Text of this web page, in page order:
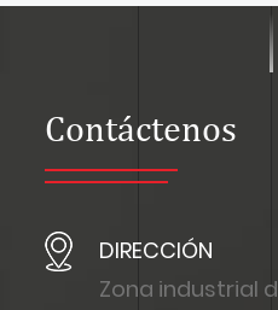
Contáctenos
DIRECCIÓN
Zona industrial